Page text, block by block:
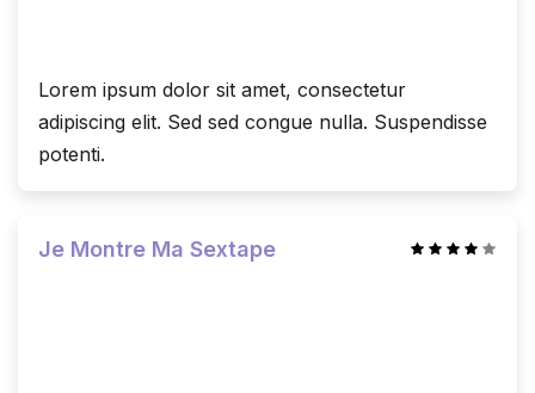
Lorem ipsum dolor sit amet, consectetur
adipiscing elit. Sed sed congue nulla. Suspendisse
potenti.
Je Montre Ma Sextape